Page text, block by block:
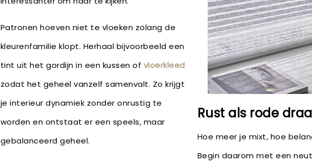
Patronen hoeven niet te vloeken zolang de
kleurenfamilie klopt. Herhaal bijvoorbeeld een
tint uit het gordijn in een kussen of vloerkleed
zodat het geheel vanzelf samenvalt. Zo krijgt
je interieur dynamiek zonder onrustig te
worden en ontstaat er een speels, maar
gebalanceerd geheel.
Rust als rode
Hoe meer je mixt, hoe
Begin daarom met een